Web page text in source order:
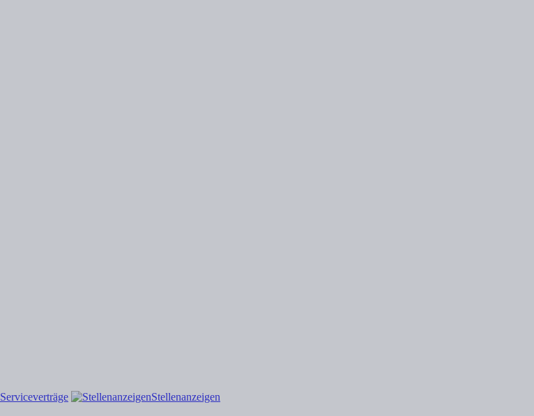
Serviceverträge Stellenanzeigen